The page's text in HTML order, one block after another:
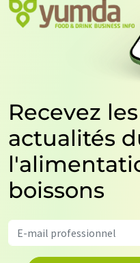
Recevez
actualités
boissons